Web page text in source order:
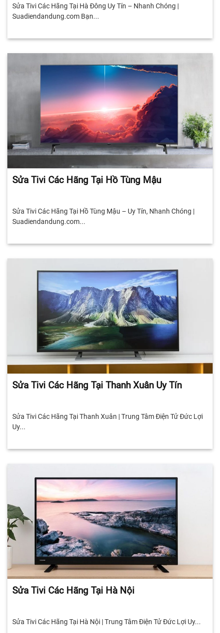
Sửa Tivi Các Hãng Tại Hà Đông Uy Tín – Nhanh Chóng |
Suadiendandung.com Bạn...
Sửa Tivi Các Hãng Tại Hồ Tùng Mậu
Sửa Tivi Các Hãng Tại Hồ Tùng Mậu – Uy Tín, Nhanh Chóng |
Suadiendandung.com...
Sửa Tivi Các Hãng Tại Thanh Xuân Uy Tín
Sửa Tivi Các Hãng Tại Thanh Xuân | Trung Tâm Điện Tử Đức Lợi
Uy...
Sửa Tivi Các Hãng Tại Hà Nội
Sửa Tivi Các Hãng Tại Hà Nội | Trung Tâm Điện Tử Đức Lợi Uy...